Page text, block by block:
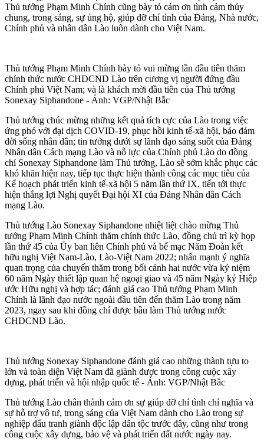
Thủ tướng Phạm Minh Chính cũng bày tỏ cảm ơn tình cảm thủy
chung, trong sáng, sự ủng hộ, giúp đỡ chí tình của Đảng, Nhà nước,
Chính phủ và nhân dân Lào luôn dành cho Việt Nam.
Thủ tướng Phạm Minh Chính bày tỏ vui mừng lần đầu tiên thăm
chính thức nước CHDCND Lào trên cương vị người đứng đầu
Chính phủ Việt Nam; và là khách mời đầu tiên của Thủ tướng
Sonexay Siphandone - Ảnh: VGP/Nhật Bắc
Thủ tướng chúc mừng những kết quả tích cực của Lào trong việc
ứng phó với đại dịch COVID-19, phục hồi kinh tế-xã hội, bảo đảm
đời sống nhân dân; tin tưởng dưới sự lãnh đạo sáng suốt của Đảng
Nhân dân Cách mạng Lào và nỗ lực của Chính phủ Lào do đồng
chí Sonexay Siphandone làm Thủ tướng, Lào sẽ sớm khắc phục các
khó khăn hiện nay, tiếp tục thực hiện thành công các mục tiêu của
Kế hoạch phát triển kinh tế-xã hội 5 năm lần thứ IX, tiến tới thực
hiện thắng lợi Nghị quyết Đại hội XI của Đảng Nhân dân Cách
mạng Lào.
Thủ tướng Lào Sonexay Siphandone nhiệt liệt chào mừng Thủ
tướng Phạm Minh Chính thăm chính thức Lào, đồng chủ trì kỳ họp
lần thứ 45 của Ủy ban liên Chính phủ và bế mạc Năm Đoàn kết
hữu nghị Việt Nam-Lào, Lào-Việt Nam 2022; nhấn mạnh ý nghĩa
quan trọng của chuyến thăm trong bối cảnh hai nước vừa kỷ niệm
60 năm Ngày thiết lập quan hệ ngoại giao và 45 năm Ngày ký Hiệp
ước Hữu nghị và hợp tác; đánh giá cao Thủ tướng Phạm Minh
Chính là lãnh đạo nước ngoài đầu tiên đến thăm Lào trong năm
2023, ngay sau khi đồng chí được bầu làm Thủ tướng nước
CHDCND Lào.
Thủ tướng Sonexay Siphandone đánh giá cao những thành tựu to
lớn và toàn diện Việt Nam đã giành được trong công cuộc xây
dựng, phát triển và hội nhập quốc tế - Ảnh: VGP/Nhật Bắc
Thủ tướng Lào chân thành cảm ơn sự giúp đỡ chí tình chí nghĩa và
sự hỗ trợ vô tư, trong sáng của Việt Nam dành cho Lào trong sự
nghiệp đấu tranh giành độc lập dân tộc trước đây, cũng như trong
công cuộc xây dựng, bảo vệ và phát triển đất nước ngày nay.